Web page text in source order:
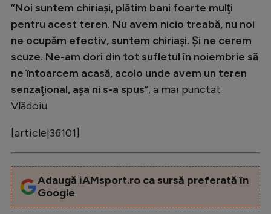
”Noi suntem chiriaşi, plătim bani foarte mulţi
pentru acest teren. Nu avem nicio treabă, nu noi
ne ocupăm efectiv, suntem chiriaşi. Şi ne cerem
scuze. Ne-am dori din tot sufletul în noiembrie să
ne întoarcem acasă, acolo unde avem un teren
senzaţional, așa ni s-a spus”, a mai punctat
Vlădoiu.
[article|36101]
Adaugă iAMsport.ro ca sursă preferată în
Google